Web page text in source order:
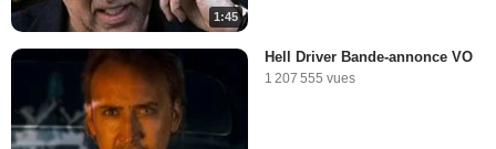
1:45
Hell Driver Bande-annonce VO
1 207 555 vues